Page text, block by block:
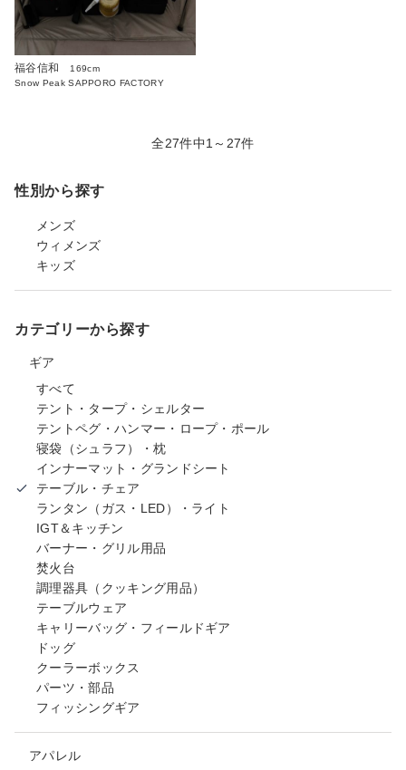
福谷信和
169cm
Snow Peak SAPPORO FACTORY
全27件中1～27件
性別から探す
メンズ
ウィメンズ
キッズ
カテゴリーから探す
ギア
すべて
テント・タープ・シェルター
テントペグ・ハンマー・ロープ・ポール
寝袋（シュラフ）・枕
インナーマット・グランドシート
テーブル・チェア
ランタン（ガス・LED）・ライト
IGT＆キッチン
バーナー・グリル用品
焚火台
調理器具（クッキング用品）
テーブルウェア
キャリーバッグ・フィールドギア
ドッグ
クーラーボックス
パーツ・部品
フィッシングギア
アパレル